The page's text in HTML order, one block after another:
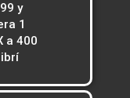
y
1
a 400